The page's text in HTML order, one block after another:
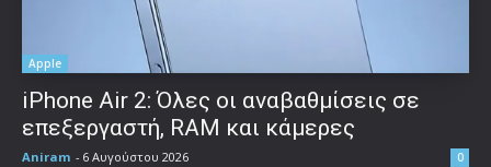
Apple
iPhone Air 2: Όλες οι αναβαθμίσεις σε
επεξεργαστή, RAM και κάμερες
Aniram - 6 Αυγούστου 2026 0